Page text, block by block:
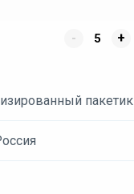
- +
пакетик